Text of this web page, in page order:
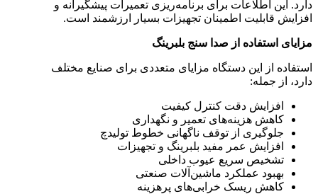
دارد. این اطلاعات برای برنامه‌ریزی تعمیرات پیشگیرانه و
افزایش قابلیت اطمینان تجهیزات بسیار ارزشمند است.
مزایای استفاده از صدا سنج بلبرینگ
استفاده از این دستگاه مزایای متعددی برای صنایع مختلف
دارد، از جمله:
افزایش دقت کنترل کیفیت
کاهش هزینه‌های تعمیر و نگهداری
جلوگیری از توقف ناگهانی خطوط تولیدچ
افزایش عمر مفید بلبرینگ و تجهیزات
تشخیص سریع عیوب داخلی
بهبود عملکرد ماشین‌آلات صنعتی
کاهش ریسک خرابی‌های پرهزینه